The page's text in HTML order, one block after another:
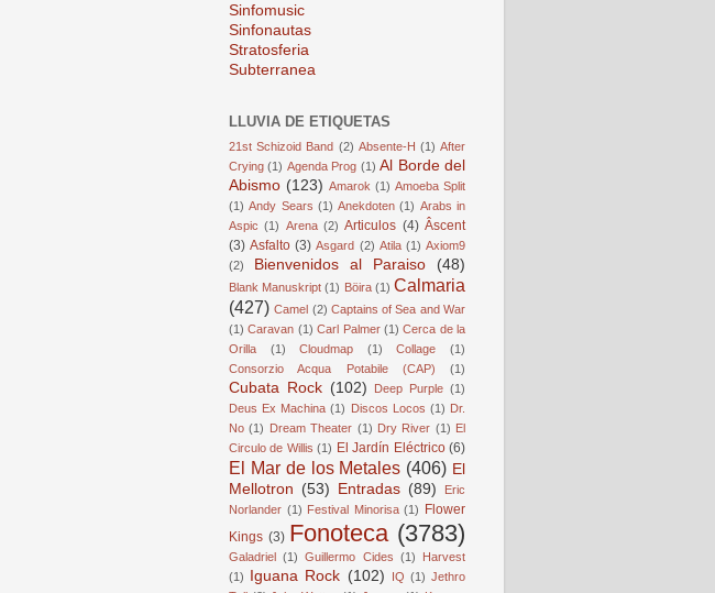
Sinfomusic
Sinfonautas
Stratosferia
Subterranea
LLUVIA DE ETIQUETAS
21st Schizoid Band (2) Absente-H (1) After
Crying (1) Agenda Prog (1) Al Borde del
Abismo (123) Amarok (1) Amoeba Split
(1) Andy Sears (1) Anekdoten (1) Arabs in
Aspic (1) Arena (2) Articulos (4) Âscent
(3) Asfalto (3) Asgard (2) Atila (1) Axiom9
(2)
Bienvenidos al Paraiso (48)
Blank Manuskript (1) Böira (1) Calmaria
(427) Camel (2) Captains of Sea and War
(1) Caravan (1) Carl Palmer (1) Cerca de la
Orilla
(1) Cloudmap (1) Collage
(1)
Consorzio Acqua Potabile (CAP)
(1)
Cubata Rock (102) Deep Purple (1)
Deus Ex Machina (1) Discos Locos (1) Dr.
No (1) Dream Theater (1) Dry River (1) El
Circulo de Willis (1) El Jardín Eléctrico (6)
El Mar de los Metales (406) El
Mellotron (53) Entradas (89)
Eric
Norlander (1) Festival Minorisa (1)
Flower
Kings (3) Fonoteca (3783)
Galadriel (1) Guillermo Cides (1)
Harvest
(1)
Iguana Rock (102) IQ (1) Jethro